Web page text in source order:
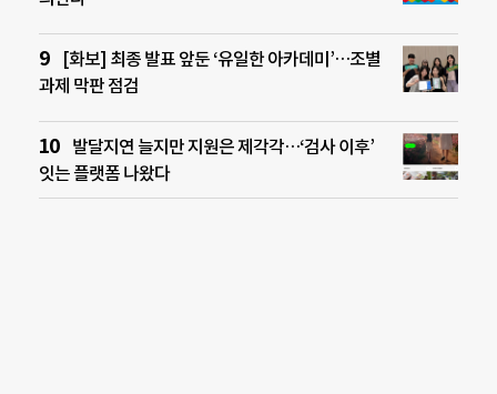
[화보] 최종 발표 앞둔 ‘유일한 아카데미’…조별
과제 막판 점검
발달지연 늘지만 지원은 제각각…‘검사 이후’
잇는 플랫폼 나왔다